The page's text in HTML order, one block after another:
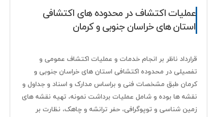
عملیات اکتشاف در محدوده های اکتشافی
استان های خراسان جنوبی و کرمان
قرارداد ناظر بر انجام خدمات و عملیات اکتشاف عمومی و
تفصیلی در محدوده اکتشافی استان های خراسان جنوبی و
کرمان طبق مشخصات فنی و براساس مدارک و اسناد و جداول و
نقشه ها بوده و شامل عملیات برداشت نمونه، تهیه نقشه های
زمین شناسی و توپوگرافی، حفر ترانشه و چاهک، نظارت بر